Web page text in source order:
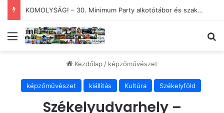
KOMOLYSÁG! – 30. Minimum Party alkotótábor és szakmai fórum
Menü
Kezdőlap/ képzőművészet
képzőművészet kiállítás Kultúra Székelyföld
Székelyudvarhely –